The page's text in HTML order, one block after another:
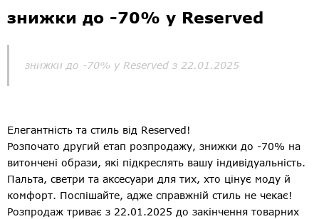
знижки до -70% у Reserved
знижки до -70% у Reserved з 22.01.2025
Елегантність та стиль від Reserved!
Розпочато другий етап розпродажу, знижки до -70% на
витончені образи, які підкреслять вашу індивідуальність.
Пальта, светри та аксесуари для тих, хто цінує моду й
комфорт. Поспішайте, адже справжній стиль не чекає!
Розпродаж триває з 22.01.2025 до закінчення товарних